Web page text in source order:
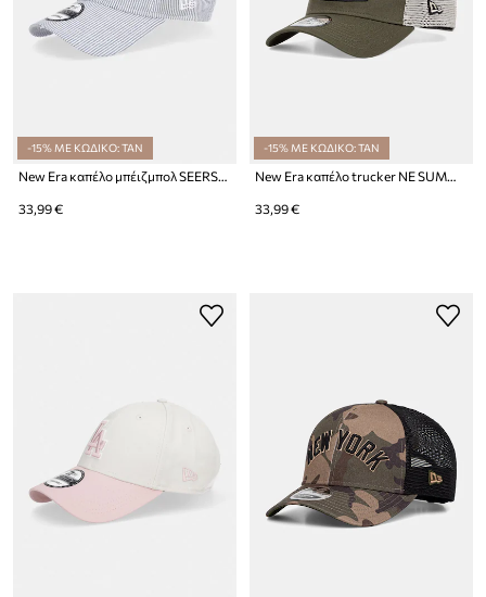
-15% ΜΕ ΚΩΔΙΚΟ: TAN
New Era καπέλο μπέιζμπολ SEERSUCKER 920 NYY
33,99 €
-15% ΜΕ ΚΩΔΙΚΟ: TAN
New Era καπέλο trucker NE SUMMER PATCH TRUCKER
33,99 €